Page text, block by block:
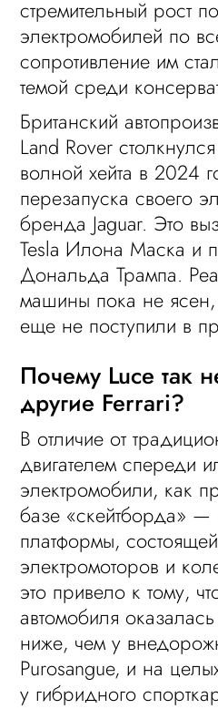
стремительный рост
электромобилей по
сопротивление им
темой среди
Британский
Land Rover
волной хейта в 2024
перезапуска своего
бренда Jaguar. Это
Tesla Илона Маска и
Дональда Трампа.
машины пока не
еще не поступили в
Почему Luce так
другие Ferrari?
В отличие от
двигателем спереди
электромобили, как
базе «скейтборда» —
платформы,
электромоторов и
это привело к тому,
автомобиля
ниже, чем у
Purosangue, и на
у гибридного